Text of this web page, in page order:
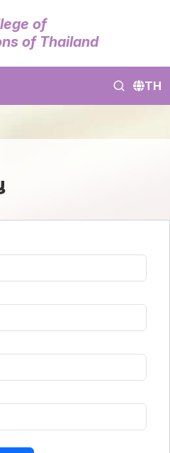
of
of Thailand
TH